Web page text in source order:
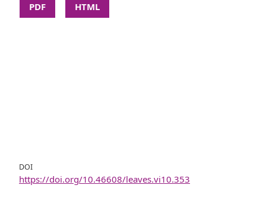
PDF HTML
DOI
https://doi.org/10.46608/leaves.vi10.353